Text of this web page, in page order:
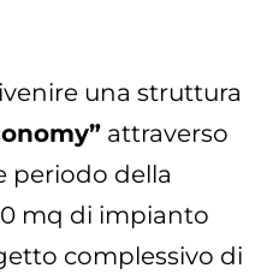
una struttura
attraverso
periodo della
mq di impianto
complessivo di